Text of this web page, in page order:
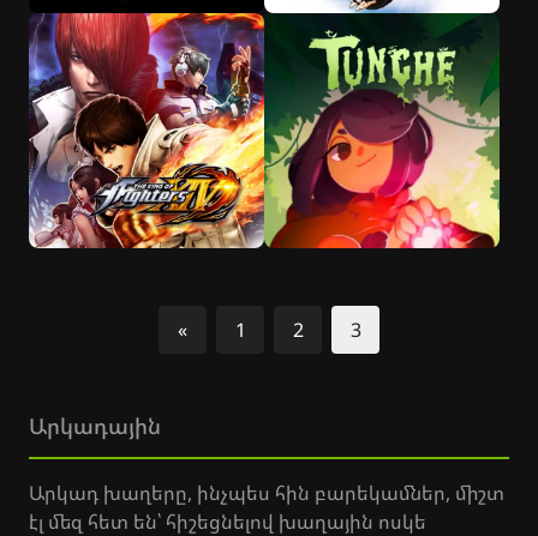
«
Նախորդ
1 2 3
Արկադային
Արկադ խաղերը, ինչպես հին բարեկամներ, միշտ
էլ մեզ հետ են՝ հիշեցնելով խաղային ոսկե